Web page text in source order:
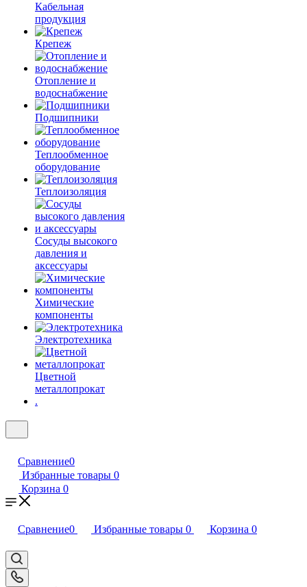
Кабельная
продукция
Крепеж
Отопление и
водоснабжение
Подшипники
Теплообменное
оборудование
Теплоизоляция
Сосуды высокого
давления и
аксессуары
Химические
компоненты
Электротехника
Цветной
металлопрокат
.
Сравнение0
Избранные товары 0
Корзина 0
Сравнение0 Избранные товары 0 Корзина 0